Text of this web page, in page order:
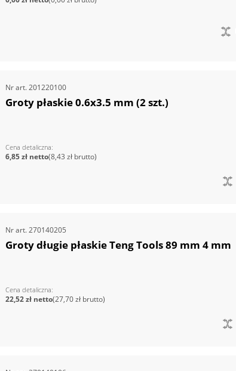
Nr art. 201220100
Groty płaskie 0.6x3.5 mm (2 szt.)
Cena detaliczna
8,43 zł
6,85 zł
Nr art. 270140205
Groty długie płaskie Teng Tools 89 mm 4 mm
Cena detaliczna
27,70 zł
22,52 zł